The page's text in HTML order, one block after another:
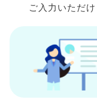
ご入力 いただ